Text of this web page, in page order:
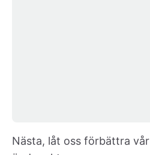
Nästa, låt oss förbättra vår